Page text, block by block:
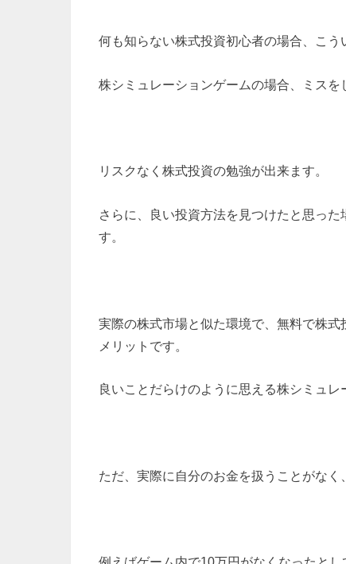
何も知らない株式投資初心者の場合、こう
株シミュレーションゲームの場合、ミスを
リスクなく株式投資の勉強が出来ます。
さらに、良い投資方法を見つけたと思っ
す。
実際の株式市場と似た環境で、無料で株
メリットです。
良いことだらけのように思える株シミュレ
ただ、実際に自分のお金を扱うことがなく